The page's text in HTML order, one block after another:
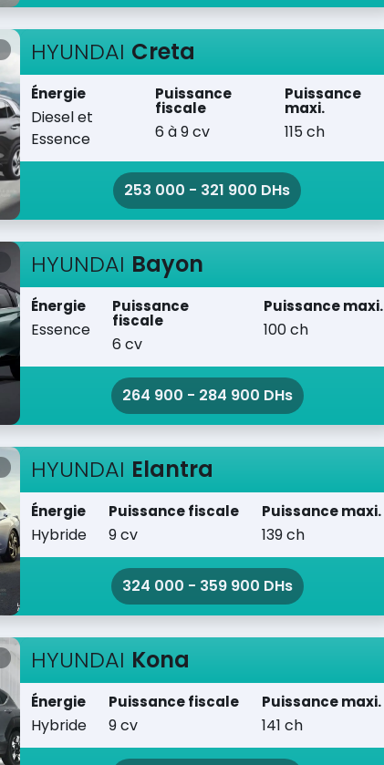
HYUNDAI Creta
Énergie
Diesel et
Essence
Puissance
fiscale
6 à 9 cv
Puissance
maxi.
115 ch
253 000 - 321 900 DHs
HYUNDAI Bayon
Énergie
Essence
Puissance
fiscale
6 cv
Puissance maxi.
100 ch
264 900 - 284 900 DHs
HYUNDAI Elantra
Énergie
Hybride
Puissance fiscale
9 cv
Puissance maxi.
139 ch
324 000 - 359 900 DHs
HYUNDAI Kona
Énergie
Hybride
Puissance fiscale
9 cv
Puissance maxi.
141 ch